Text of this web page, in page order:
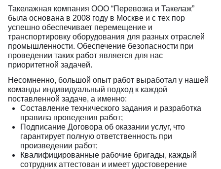
Такелажная компания ООО “Перевозка и Такелаж”
была основана в 2008 году в Москве и с тех пор
успешно обеспечивает перемещение и
транспортировку оборудования для разных отраслей
промышленности. Обеспечение безопасности при
проведении таких работ является для нас
приоритетной задачей.
Несомненно, большой опыт работ выработал у нашей
команды индивидуальный подход к каждой
поставленной задаче, а именно:
Составление технического задания и разработка
правила проведения работ;
Подписание Договора об оказании услуг, что
гарантирует полную ответственность при
произведении работ;
Квалифицированные рабочие бригады, каждый
сотрудник аттестован и имеет удостоверение